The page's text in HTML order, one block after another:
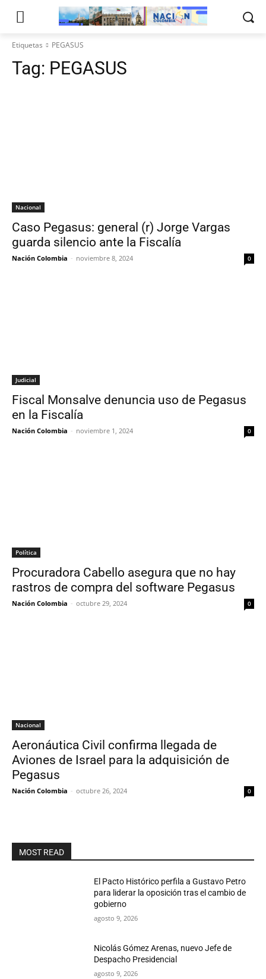
Etiquetas PEGASUS
Tag: PEGASUS
Nacional
Caso Pegasus: general (r) Jorge Vargas
guarda silencio ante la Fiscalía
Nación Colombia - noviembre 8, 2024 0
Judicial
Fiscal Monsalve denuncia uso de Pegasus
en la Fiscalía
Nación Colombia - noviembre 1, 2024 0
Política
Procuradora Cabello asegura que no hay
rastros de compra del software Pegasus
Nación Colombia - octubre 29, 2024 0
Nacional
Aeronáutica Civil confirma llegada de
Aviones de Israel para la adquisición de
Pegasus
Nación Colombia - octubre 26, 2024 0
MOST READ
El Pacto Histórico perfila a Gustavo Petro
para liderar la oposición tras el cambio de
gobierno
agosto 9, 2026
Nicolás Gómez Arenas, nuevo Jefe de
Despacho Presidencial
agosto 9, 2026